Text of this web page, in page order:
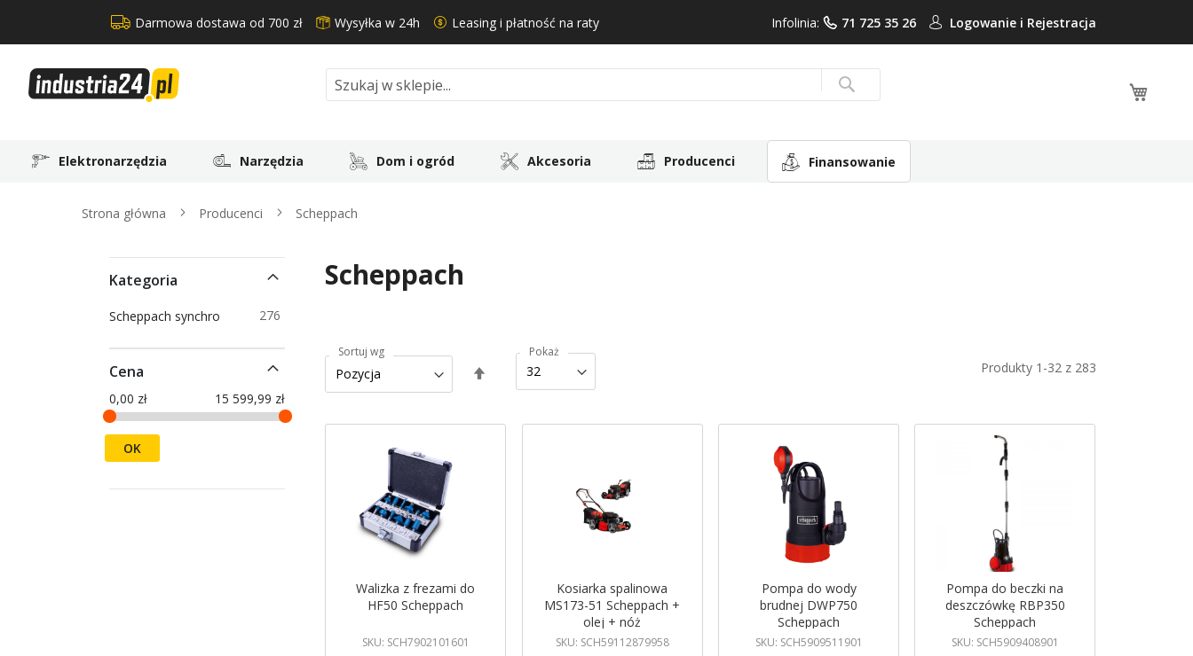
Darmowa dostawa od 700 zł Wysyłka w 24h Leasing i płatność na raty Infolinia: 71 725 35 26 Logowanie i Rejestracja
Search Search
Elektronarzędzia Narzędzia Dom i ogród Akcesoria Producenci Finansowanie
Strona główna Producenci Scheppach
Scheppach
Produkty 1 -32z 283
Sortuj wg
kierunek
Pokaż
Walizka z frezami do
HF50 Scheppach
SKU: SCH7902101601
Kosiarka spalinowa
MS173-51 Scheppach +
olej + nóż
SKU: SCH59112879958
Pompa do wody
brudnej DWP750
Scheppach
SKU: SCH5909511901
Pompa do beczki na
deszczówkę RBP350
Scheppach
SKU: SCH5909408901
Kategoria
Scheppach synchro 276
Cena
0,00 zł 15 599,99 zł
OK